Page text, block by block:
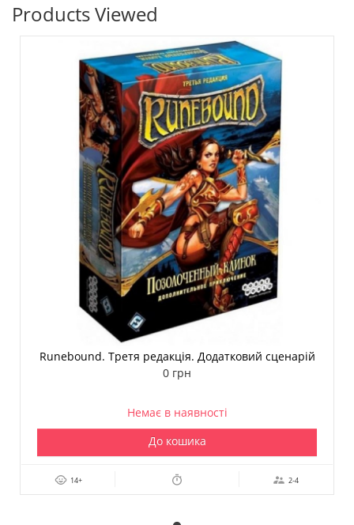
Products Viewed
Runebound. Третя редакція. Додатковий сценарій
“Позолочений клинок”
0 грн
Немає в наявності
До кошика
14+ 2-4